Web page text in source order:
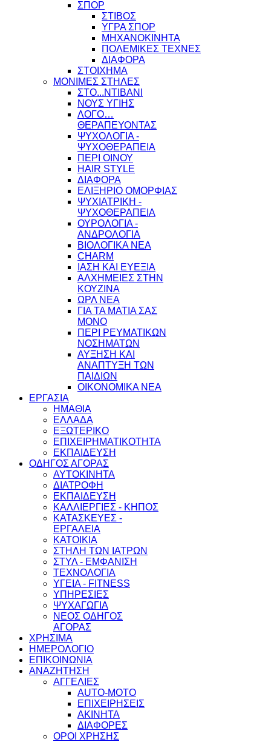
ΣΠΟΡ
ΣΤΙΒΟΣ
ΥΓΡΑ ΣΠΟΡ
ΜΗΧΑΝΟΚΙΝΗΤΑ
ΠΟΛΕΜΙΚΕΣ ΤΕΧΝΕΣ
ΔΙΑΦΟΡΑ
ΣΤΟΙΧΗΜΑ
ΜΟΝΙΜΕΣ ΣΤΗΛΕΣ
ΣΤΟ...ΝΤΙΒΑΝΙ
ΝΟΥΣ ΥΓΙΗΣ
ΛΟΓΟ…
ΘΕΡΑΠΕΥΟΝΤΑΣ
ΨΥΧΟΛΟΓΙΑ -
ΨΥΧΟΘΕΡΑΠΕΙΑ
ΠΕΡΙ ΟΙΝΟΥ
HAIR STYLE
ΔΙΑΦΟΡΑ
ΕΛΙΞΗΡΙΟ ΟΜΟΡΦΙΑΣ
ΨΥΧΙΑΤΡΙΚΗ -
ΨΥΧΟΘΕΡΑΠΕΙΑ
ΟΥΡΟΛΟΓΙΑ -
ΑΝΔΡΟΛΟΓΙΑ
ΒΙΟΛΟΓΙΚΑ ΝΕΑ
CHARM
ΙΑΣΗ ΚΑΙ ΕΥΕΞΙΑ
ΑΛΧΗΜΕΙΕΣ ΣΤΗΝ
ΚΟΥΖΙΝΑ
ΩΡΛ ΝEA
ΓΙΑ ΤΑ ΜΑΤΙΑ ΣΑΣ
ΜΟΝΟ
ΠΕΡΙ ΡΕΥΜΑΤΙΚΩΝ
ΝΟΣΗΜΑΤΩΝ
ΑΥΞΗΣΗ ΚΑΙ
ΑΝΑΠΤΥΞΗ ΤΩΝ
ΠΑΙΔΙΩΝ
ΟΙΚΟΝΟΜΙΚΑ ΝΕΑ
ΕΡΓΑΣΙΑ
ΗΜΑΘΙΑ
ΕΛΛΑΔΑ
ΕΞΩΤΕΡΙΚΟ
ΕΠΙΧΕΙΡΗΜΑΤΙΚΟΤΗΤΑ
ΕΚΠΑΙΔΕΥΣΗ
ΟΔΗΓΟΣ ΑΓΟΡΑΣ
ΑΥΤΟΚΙΝΗΤΑ
ΔΙΑΤΡΟΦΗ
ΕΚΠΑΙΔΕΥΣΗ
ΚΑΛΛΙΕΡΓΙΕΣ - ΚΗΠΟΣ
ΚΑΤΑΣΚΕΥΕΣ -
ΕΡΓΑΛΕΙΑ
ΚΑΤΟΙΚΙΑ
ΣΤΗΛΗ ΤΩΝ ΙΑΤΡΩΝ
ΣΤΥΛ - ΕΜΦΑΝΙΣΗ
ΤΕΧΝΟΛΟΓΙΑ
ΥΓΕΙΑ - FITNESS
ΥΠΗΡΕΣΙΕΣ
ΨΥΧΑΓΩΓΙΑ
ΝΕΟΣ ΟΔΗΓΟΣ
ΑΓΟΡΑΣ
ΧΡΗΣΙΜΑ
ΗΜΕΡΟΛΟΓΙΟ
ΕΠΙΚΟΙΝΩΝΙΑ
ΑΝΑΖΗΤΗΣΗ
ΑΓΓΕΛΙΕΣ
AUTO-MOTO
ΕΠΙΧΕΙΡΗΣΕΙΣ
ΑΚΙΝΗΤΑ
ΔΙΑΦΟΡΕΣ
ΟΡΟΙ ΧΡΗΣΗΣ